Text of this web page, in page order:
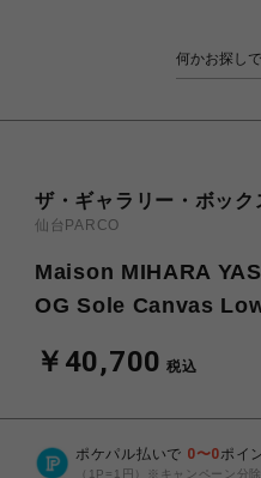
ザ・ギャラリー・ボック
仙台PARCO
Maison MIHARA
OG Sole Canvas
￥40,700 税込
ポケパル払いで 0〜0ポイ
（1P=1円）※キャンペーン分除